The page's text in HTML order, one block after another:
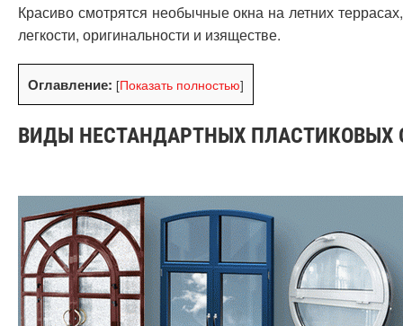
Красиво смотрятся необычные окна на летних
легкости, оригинальности и изяществе.
Оглавление: [Показать полностью]
ВИДЫ НЕСТАНДАРТНЫХ ПЛАСТИКОВЫХ